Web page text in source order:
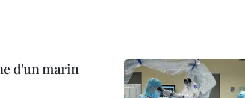
d'un marin